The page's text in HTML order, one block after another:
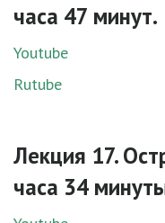
часа 47 минут.
Youtube
Rutube
Лекция 17.
часа 34